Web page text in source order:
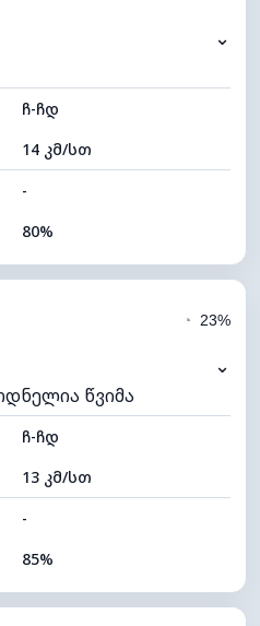
⌄
ჩ-ჩდ
14 კმ/სთ
-
80%
10 კმ
0 (ბნელი)
7120 მ
◔ 23%
⌄
წვიმა
ჩ-ჩდ
13 კმ/სთ
-
85%